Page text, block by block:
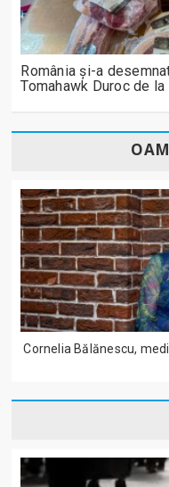
România și-a
Tomahawk Duroc de la
Cornelia Bălănescu,